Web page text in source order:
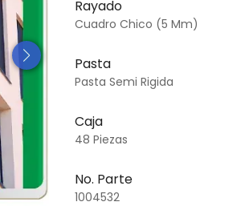
Rayado
Cuadro Chico (5 Mm)
Pasta
Pasta Semi Rigida
Caja
48 Piezas
No. Parte
1004532